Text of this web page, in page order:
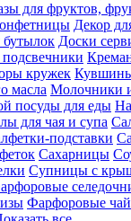
для фруктов,
Декор
бутылок Доски
кружек
масла Молочники
посуды для еды
для чая и супа
подставки
Сахарницы
Супницы с
Фарфоровые